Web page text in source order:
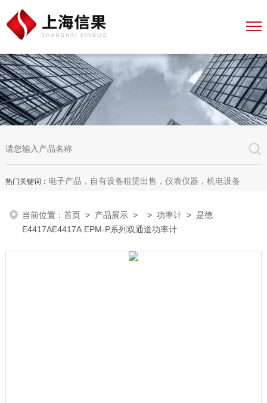
热门关键词： 电子产品，自有设备租赁出售，仪表仪器，机电设备
当前位置：首页 > 产品展示 > >功率计 > 是德
E4417AE4417A EPM-P系列双通道功率计